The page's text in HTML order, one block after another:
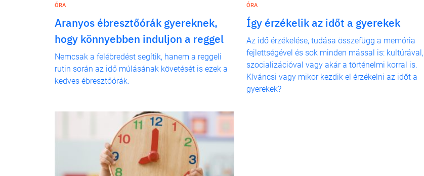
ÓRA
Aranyos ébresztőórák gyereknek,
hogy könnyebben induljon a reggel
Nemcsak a felébredést segítik, hanem a reggeli
rutin során az idő múlásának követését is ezek a
kedves ébresztőórák.
ÓRA
Így érzékelik az időt a gyerekek
Az idő érzékelése, tudása összefügg a memória
fejlettségével és sok minden mással is: kultúrával,
szocializációval vagy akár a történelmi korral is.
Kíváncsi vagy mikor kezdik el érzékelni az időt a
gyerekek?